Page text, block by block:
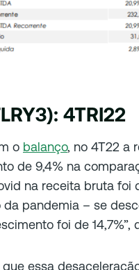
4TRI22
o balanço, no 4T22 a
de 9,4% na
na receita bruta foi
pandemia – se
foi de 14,7%”,
que essa